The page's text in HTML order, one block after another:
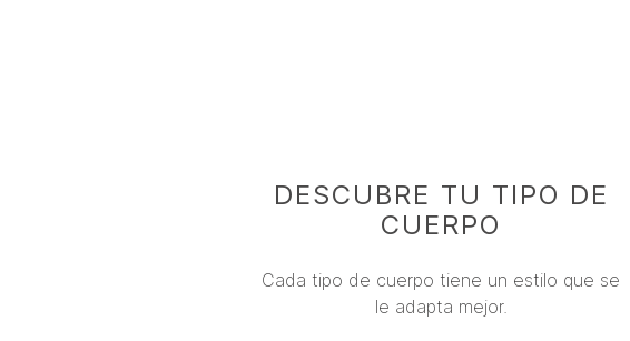
DESCUBRE TU TIPO DE
CUERPO
Cada tipo de cuerpo tiene un estilo que se
le adapta mejor.